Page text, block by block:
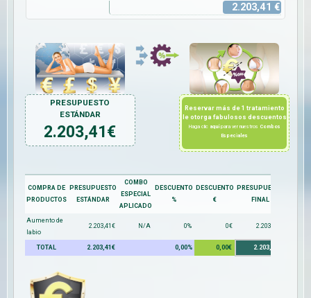
2.203,41 €
PRESUPUESTO
ESTÁNDAR
2.203,41€
Reservar más de 1 tratamiento
le otorga fabulosos descuentos
Haga clic aquípara ver nuestros Combos
Especiales
COMPRA DE
PRODUCTOS
PRESUPUESTO
ESTÁNDAR
COMBO
ESPECIAL
APLICADO
DESCUENTO
%
DESCUENTO
€
PRESUPUESTO
FINAL
Aumento de
labio
2.203,41€ N/A 0% 0€ 2.203,41€
TOTAL 2.203,41€ 0,00% 0,00€ 2.203,41€